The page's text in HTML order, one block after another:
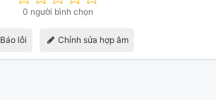
0 người bình chọn
Báo lỗi Chỉnh sửa hợp âm